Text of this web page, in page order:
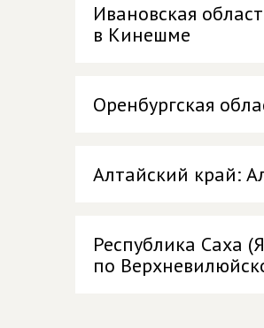
Ивановская
в Кинешме
Оренбургская
Алтайский край:
Республика Саха
по